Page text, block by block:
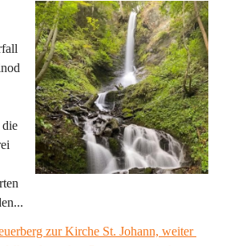
die
zur Kirche St. Johann, weiter